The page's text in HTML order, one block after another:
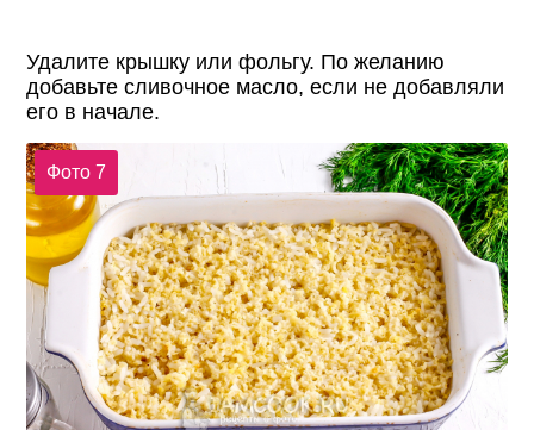
Удалите крышку или фольгу. По желанию
добавьте сливочное масло, если не добавляли
его в начале.
Фото 7